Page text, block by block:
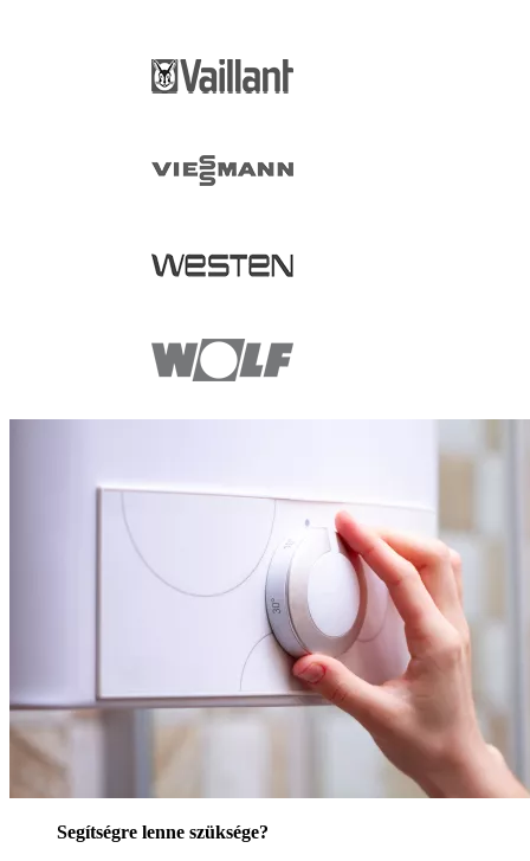
Segítségre lenne szüksége?